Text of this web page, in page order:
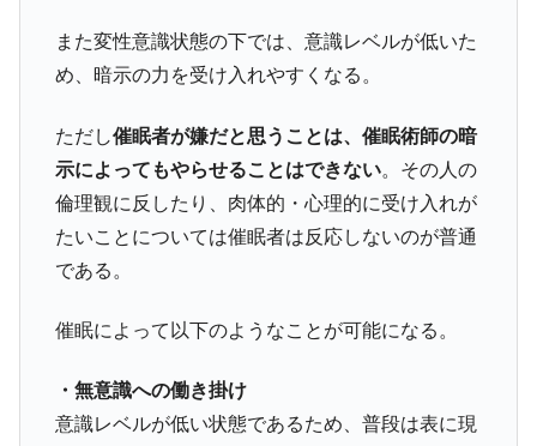
また変性意識状態の下では、意識レベルが低いた
め、暗示の力を受け入れやすくなる。
ただし催眠者が嫌だと思うことは、催眠術師の暗
示によってもやらせることはできない。その人の
倫理観に反したり、肉体的・心理的に受け入れが
たいことについては催眠者は反応しないのが普通
である。
催眠によって以下のようなことが可能になる。
・無意識への働き掛け
意識レベルが低い状態であるため、普段は表に現